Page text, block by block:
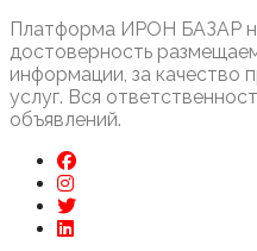
Платформа ИРОН БАЗАР
достоверность
информации, за качество
услуг. Вся
объявлений.